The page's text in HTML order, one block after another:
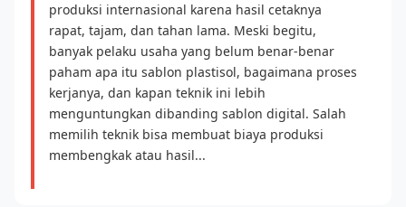
produksi internasional karena hasil cetaknya
rapat, tajam, dan tahan lama. Meski begitu,
banyak pelaku usaha yang belum benar-benar
paham apa itu sablon plastisol, bagaimana proses
kerjanya, dan kapan teknik ini lebih
menguntungkan dibanding sablon digital. Salah
memilih teknik bisa membuat biaya produksi
membengkak atau hasil...